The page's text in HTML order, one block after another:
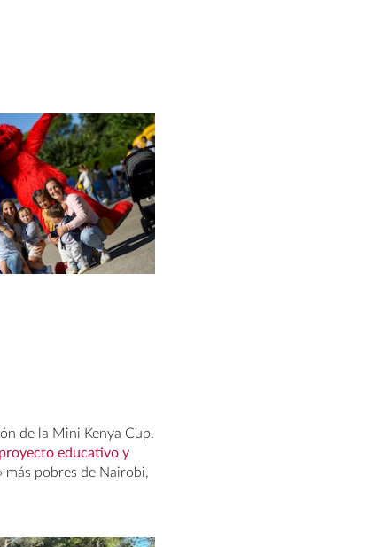
de la Mini Kenya Cup.
proyecto educativo y
más pobres de Nairobi,